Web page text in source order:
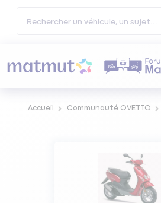
Accueil Communauté OVETTO